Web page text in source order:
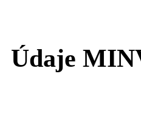
Údaje